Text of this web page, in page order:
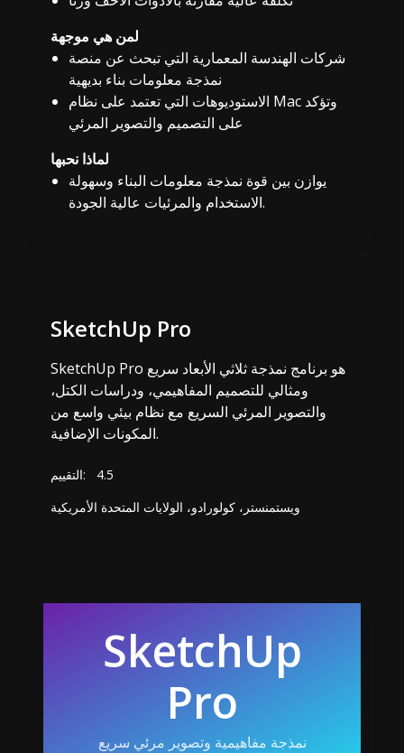
لمن هي موجهة
شركات الهندسة المعمارية التي تبحث عن منصة
نمذجة معلومات بناء بديهية
الاستوديوهات التي تعتمد على نظام Mac وتؤكد
على التصميم والتصوير المرئي
لماذا نحبها
يوازن بين قوة نمذجة معلومات البناء وسهولة
الاستخدام والمرئيات عالية الجودة.
SketchUp Pro
SketchUp Pro هو برنامج نمذجة ثلاثي الأبعاد سريع
ومثالي للتصميم المفاهيمي، ودراسات الكتل،
والتصوير المرئي السريع مع نظام بيئي واسع من
المكونات الإضافية.
التقييم:
4.5
ويستمنستر، كولورادو، الولايات المتحدة الأمريكية
SketchUp
Pro
نمذجة مفاهيمية وتصوير مرئي سريع